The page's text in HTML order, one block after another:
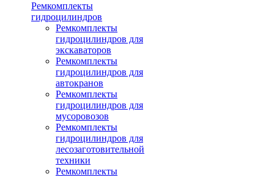
Ремкомплекты
гидроцилиндров
Ремкомплекты
гидроцилиндров для
экскаваторов
Ремкомплекты
гидроцилиндров для
автокранов
Ремкомплекты
гидроцилиндров для
мусоровозов
Ремкомплекты
гидроцилиндров для
лесозаготовительной
техники
Ремкомплекты